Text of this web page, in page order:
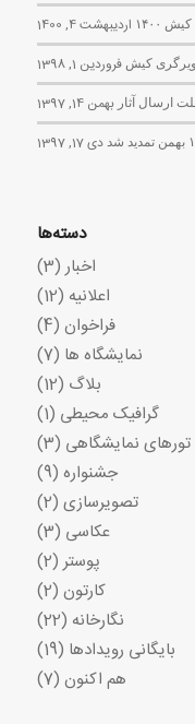
۱۴۰۰ اردیبهشت 4, 1400
کیش فروردین 1, 1398
ارسال آثار بهمن 14, 1397
دی 17, 1397
دسته‌ها
اخبار (3)
اعلانیه (12)
فراخوان (4)
نمایشگاه ها (7)
بلاگ (12)
گرافیک محیطی (1)
تورهای نمایشگاهی (3)
جشنواره (9)
تصویرسازی (2)
عکاسی (3)
پوستر (2)
کارتون (2)
نگارخانه (22)
بایگانی رویدادها (19)
هم اکنون (7)